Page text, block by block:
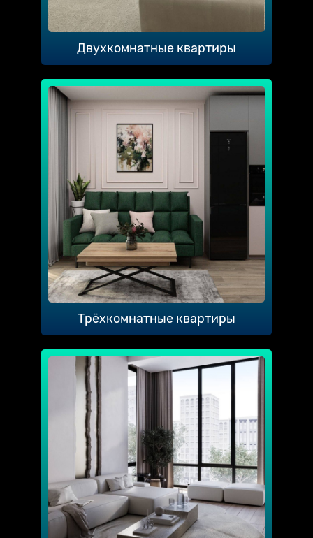
Двухкомнатные квартиры
Трёхкомнатные квартиры